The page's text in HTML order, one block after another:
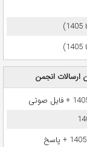
ارسالات انجمن